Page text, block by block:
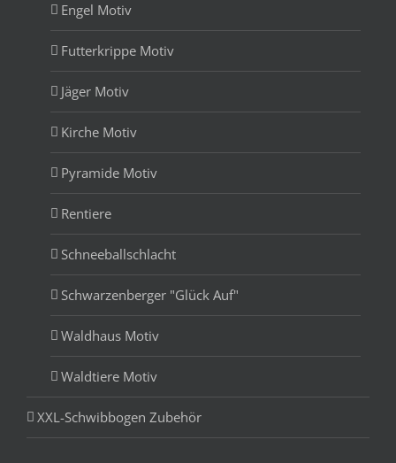
Engel Motiv
Futterkrippe Motiv
Jäger Motiv
Kirche Motiv
Pyramide Motiv
Rentiere
Schneeballschlacht
Schwarzenberger "Glück Auf"
Waldhaus Motiv
Waldtiere Motiv
XXL-Schwibbogen Zubehör